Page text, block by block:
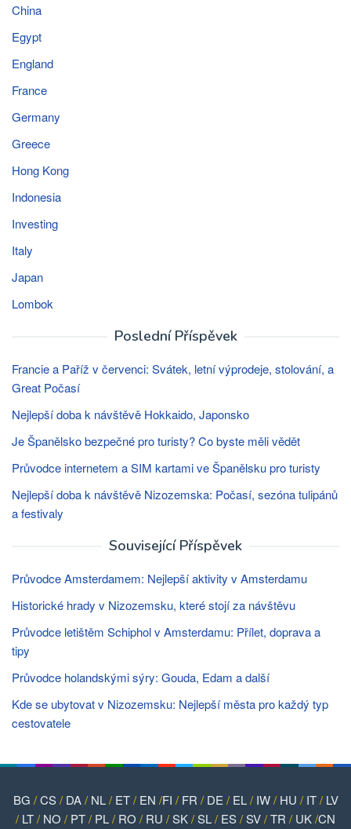
China
Egypt
England
France
Germany
Greece
Hong Kong
Indonesia
Investing
Italy
Japan
Lombok
Poslední Příspěvek
Francie a Paříž v červenci: Svátek, letní výprodeje, stolování, a
Great Počasí
Nejlepší doba k návštěvě Hokkaido, Japonsko
Je Španělsko bezpečné pro turisty? Co byste měli vědět
Průvodce internetem a SIM kartami ve Španělsku pro turisty
Nejlepší doba k návštěvě Nizozemska: Počasí, sezóna tulipánů
a festivaly
Související Příspěvek
Průvodce Amsterdamem: Nejlepší aktivity v Amsterdamu
Historické hrady v Nizozemsku, které stojí za návštěvu
Průvodce letištěm Schiphol v Amsterdamu: Přílet, doprava a
tipy
Průvodce holandskými sýry: Gouda, Edam a další
Kde se ubytovat v Nizozemsku: Nejlepší města pro každý typ
cestovatele
BG /CS/ DA/ NL/ ET/ EN /FI / FR / DE / EL/ IW/ HU / IT/ LV
/ LT/ NO / PT/ PL/ RO / RU /SK/SL/ ES/SV/TR / UK/CN